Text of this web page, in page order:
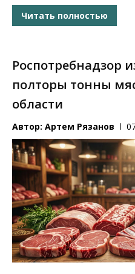
Читать полностью
Роспотребнадзор
полторы тонны
области
Автор: Артем Рязанов